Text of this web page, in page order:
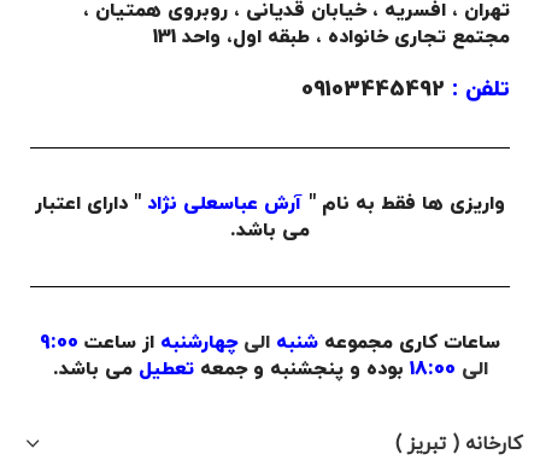
تهران ، افسریه ، خیابان قدیانی ، روبروی همتیان ،
مجتمع تجاری خانواده ، طبقه اول، واحد 131
تلفن :
واریزی ها فقط به نام " آرش عباسعلی نژاد " دارای اعتبار
می باشد.
ساعات کاری مجموعه شنبه الی چهارشنبه از ساعت 9:00
الی
بوده و پنجشنبه و جمعهتعطیل می باشد.
کارخانه ( تبریز )